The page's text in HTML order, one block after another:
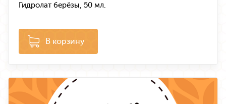
Гидролат берёзы, 50 мл.
В корзину